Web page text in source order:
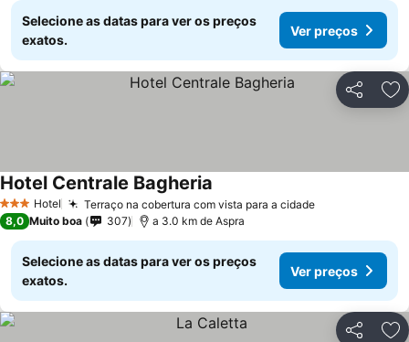
Selecione as datas para ver os preços
exatos.
Ver preços
Partilhar
3 EstrelasHotel Terraço na cobertura com vista para a cidade
Hotel Centrale Bagheria
8,0 Muito boa 307 a 3.0 km de Aspra
Selecione as datas para ver os preços
exatos.
Ver preços
Partilhar